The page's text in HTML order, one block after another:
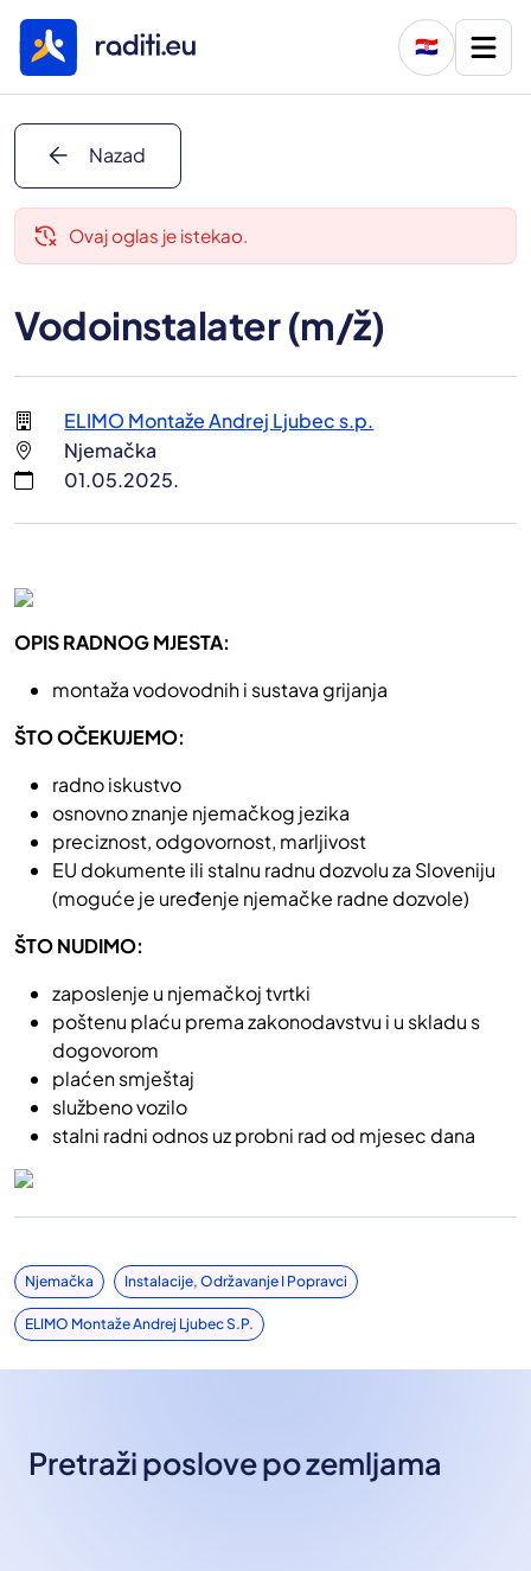
🇭🇷
arrow_back Nazad
delete_history Ovaj oglas je istekao.
Vodoinstalater (m/ž)
ELIMO Montaže Andrej Ljubec s.p.
Njemačka
01.05.2025.
OPIS RADNOG MJESTA:
montaža vodovodnih i sustava grijanja
ŠTO OČEKUJEMO:
radno iskustvo
osnovno znanje njemačkog jezika
preciznost, odgovornost, marljivost
EU dokumente ili stalnu radnu dozvolu za Sloveniju
(moguće je uređenje njemačke radne dozvole)
ŠTO NUDIMO:
zaposlenje u njemačkoj tvrtki
poštenu plaću prema zakonodavstvu i u skladu s
dogovorom
plaćen smještaj
službeno vozilo
stalni radni odnos uz probni rad od mjesec dana
Njemačka Instalacije, Održavanje I Popravci
ELIMO Montaže Andrej Ljubec S.p.
Pretraži poslove po zemljama